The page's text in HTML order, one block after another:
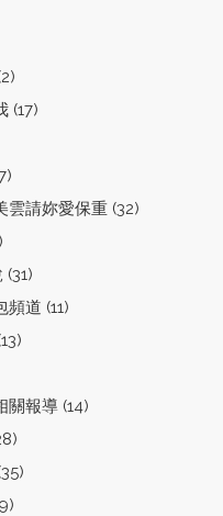
(17)
雲請妳愛保重 (32)
(31)
道 (11)
關報導 (14)